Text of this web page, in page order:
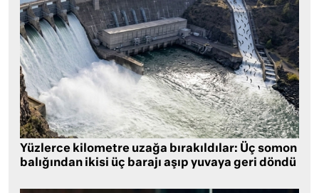
Yüzlerce kilometre uzağa bırakıldılar: Üç somon
balığından ikisi üç barajı aşıp yuvaya geri döndü